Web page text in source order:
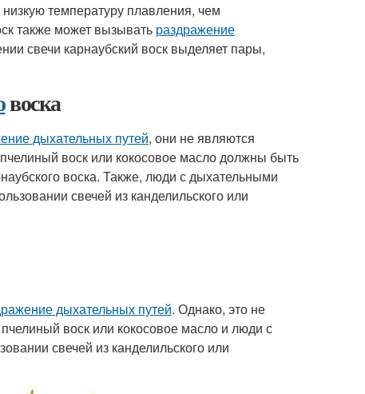
температуру плавления, чем
также может вызывать раздражение
свечи карнаубский воск выделяет пары,
воска
дыхательных путей, они не являются
воск или кокосовое масло должны быть
воска. Также, люди с дыхательными
свечей из канделильского или
дыхательных путей. Однако, это не
воск или кокосовое масло и люди с
свечей из канделильского или